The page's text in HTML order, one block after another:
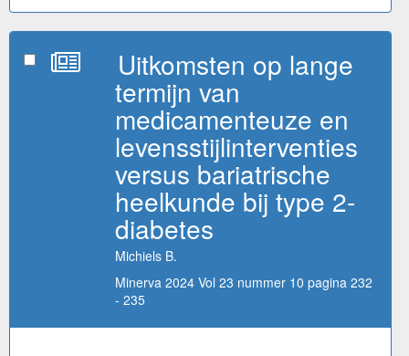
Uitkomsten op lange
termijn van
medicamenteuze en
levensstijlinterventies
versus bariatrische
heelkunde bij type 2-
diabetes
Michiels B.
Minerva 2024 Vol 23 nummer 10 pagina 232
- 235